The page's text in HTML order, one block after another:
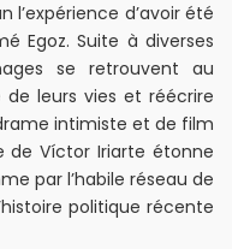
d’avoir été
Egoz. Suite à diverses
se retrouvent au
de leurs vies et réécrire
intimiste et de film
de Víctor Iriarte étonne
par l’habile réseau de
politique récente